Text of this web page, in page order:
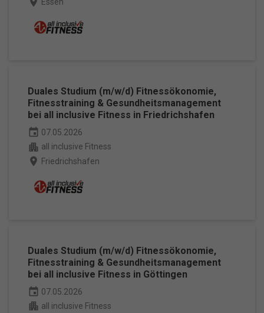
Duales Studium (m/w/d) Fitnessökonomie,
Fitnesstraining & Gesundheitsmanagement
bei all inclusive Fitness in Friedrichshafen
event 07.05.2026
apartment all inclusive Fitness
place Friedrichshafen
Duales Studium (m/w/d) Fitnessökonomie,
Fitnesstraining & Gesundheitsmanagement
bei all inclusive Fitness in Göttingen
event 07.05.2026
apartment all inclusive Fitness